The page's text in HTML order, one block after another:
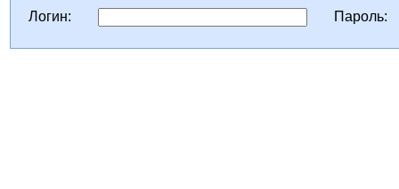
Логин: Пароль: